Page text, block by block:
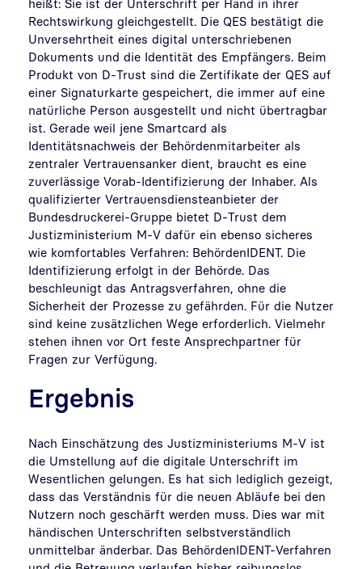
Rechtswirkung gleichgestellt. Die QES bestätigt die
Unversehrtheit eines digital unterschriebenen
Dokuments und die Identität des Empfängers. Beim
Produkt von D-Trust sind die Zertifikate der QES auf
einer Signaturkarte gespeichert, die immer auf eine
natürliche Person ausgestellt und nicht übertragbar
ist. Gerade weil jene Smartcard als
Identitätsnachweis der Behördenmitarbeiter als
zentraler Vertrauensanker dient, braucht es eine
zuverlässige Vorab-Identifizierung der Inhaber. Als
qualifizierter Vertrauensdiensteanbieter der
Bundesdruckerei-Gruppe bietet D-Trust dem
Justizministerium M-V dafür ein ebenso sicheres
wie komfortables Verfahren: BehördenIDENT. Die
Identifizierung erfolgt in der Behörde. Das
beschleunigt das Antragsverfahren, ohne die
Sicherheit der Prozesse zu gefährden. Für die Nutzer
sind keine zusätzlichen Wege erforderlich. Vielmehr
stehen ihnen vor Ort feste Ansprechpartner für
Fragen zur Verfügung.
Ergebnis
Nach Einschätzung des Justizministeriums M-V ist
die Umstellung auf die digitale Unterschrift im
Wesentlichen gelungen. Es hat sich lediglich gezeigt,
dass das Verständnis für die neuen Abläufe bei den
Nutzern noch geschärft werden muss. Dies war mit
händischen Unterschriften selbstverständlich
unmittelbar änderbar. Das BehördenIDENT-Verfahren